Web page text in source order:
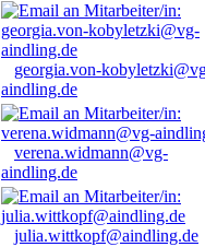
georgia.von-
aindling.de
verena.widmann@vg-
aindling.de
julia.wittkopf@aindling.de